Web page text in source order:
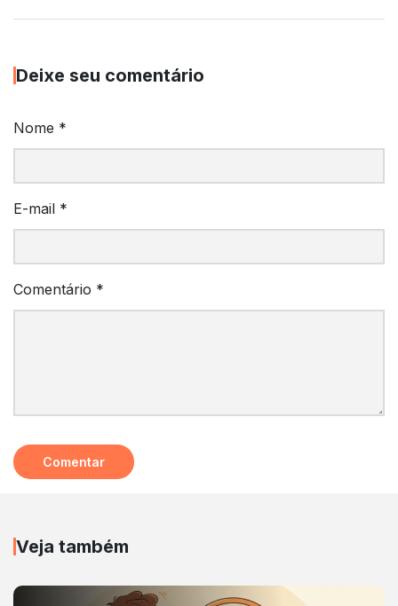
Deixe seu comentário
Comentário *
Nome *
E-mail *
Veja também